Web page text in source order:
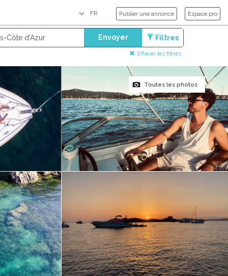
Publier une annonce Espace pro
Envoyer Filtres
Effacer les filtres
Toutes les photos